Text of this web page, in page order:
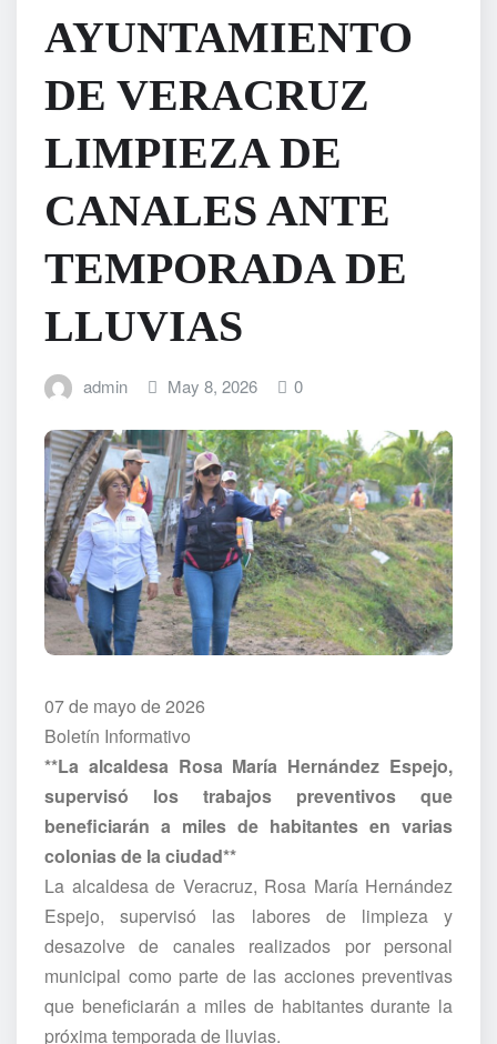
AYUNTAMIENTO
DE VERACRUZ
LIMPIEZA DE
CANALES ANTE
TEMPORADA DE
LLUVIAS
admin May 8, 2026 0
07 de mayo de 2026
Boletín Informativo
**La alcaldesa Rosa María Hernández Espejo,
supervisó los trabajos preventivos que
beneficiarán a miles de habitantes en varias
colonias de la ciudad**
La alcaldesa de Veracruz, Rosa María Hernández
Espejo, supervisó las labores de limpieza y
desazolve de canales realizados por personal
municipal como parte de las acciones preventivas
que beneficiarán a miles de habitantes durante la
próxima temporada de lluvias.